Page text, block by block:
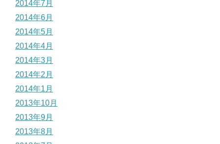
2014年7月
2014年6月
2014年5月
2014年4月
2014年3月
2014年2月
2014年1月
2013年10月
2013年9月
2013年8月